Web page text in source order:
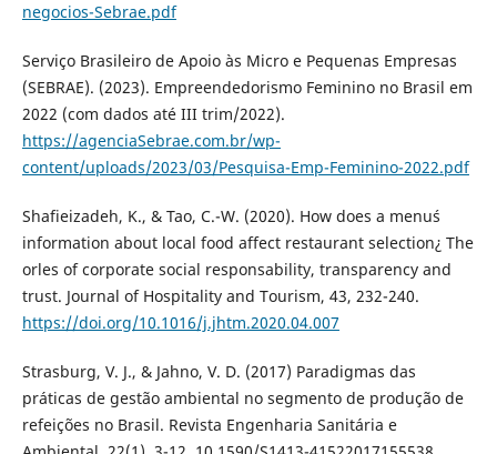
negocios-Sebrae.pdf
Serviço Brasileiro de Apoio às Micro e Pequenas Empresas
(SEBRAE). (2023). Empreendedorismo Feminino no Brasil em
2022 (com dados até III trim/2022).
https://agenciaSebrae.com.br/wp-
content/uploads/2023/03/Pesquisa-Emp-Feminino-2022.pdf
Shafieizadeh, K., & Tao, C.-W. (2020). How does a menu´s
information about local food affect restaurant selection¿ The
orles of corporate social responsability, transparency and
trust. Journal of Hospitality and Tourism, 43, 232-240.
https://doi.org/10.1016/j.jhtm.2020.04.007
Strasburg, V. J., & Jahno, V. D. (2017) Paradigmas das
práticas de gestão ambiental no segmento de produção de
refeições no Brasil. Revista Engenharia Sanitária e